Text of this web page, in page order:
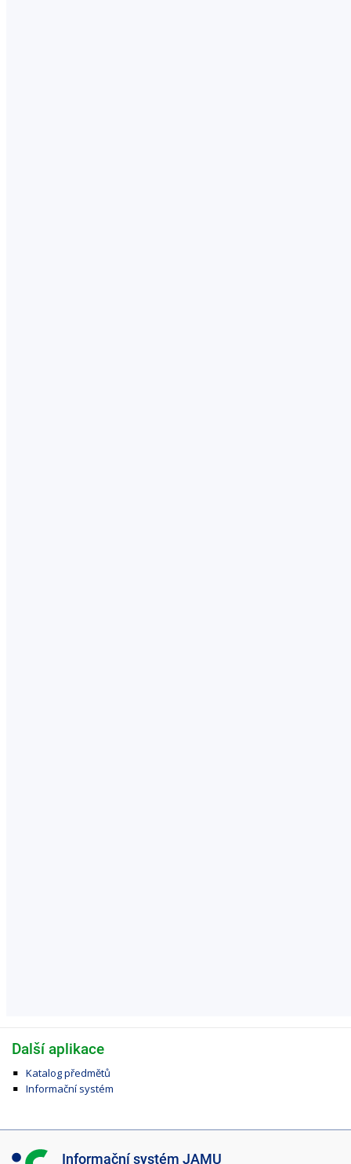
Další aplikace
Katalog předmětů
Informační systém
I Informační systém JAMU